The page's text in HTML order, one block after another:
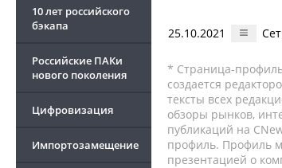
10 лет российского
бэкапа
Российские ПАКи
нового поколения
Цифровизация
Импортозамещение
25.10.2021
* Страница-
создается
тексты всех
обзоры рынков,
публикаций на
профиль. Профиль
презентацией о